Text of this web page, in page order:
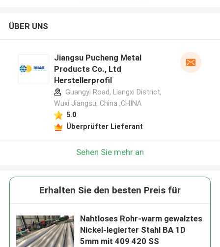
ÜBER UNS
Jiangsu Pucheng Metal
Products Co., Ltd
Herstellerprofil
Guangyi Road, Liangxi District,
Wuxi Jiangsu, China ,CHINA
5.0
Überprüfter Lieferant
Sehen Sie mehr an
Erhalten Sie den besten Preis für
Nahtloses Rohr-warm gewalztes
Nickel-legierter Stahl BA 1D
5mm mit 409 420 SS